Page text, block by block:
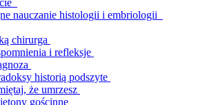
nauczanie histologii i embriologii
chirurga
i refleksje
historią podszyte
że umrzesz
gościnne